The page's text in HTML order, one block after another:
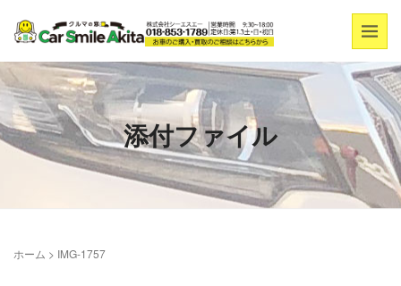
添付ファイル
ホーム > IMG-1757